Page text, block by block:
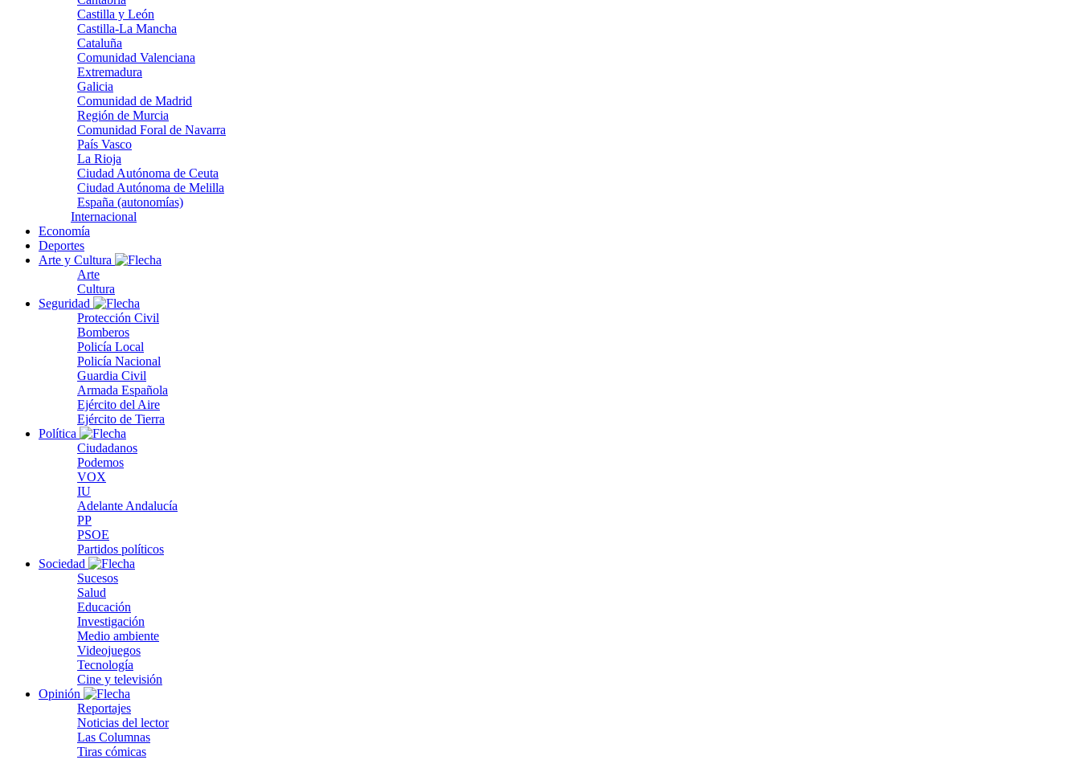
Castilla y León
Castilla-La Mancha
Cataluña
Comunidad Valenciana
Extremadura
Galicia
Comunidad de Madrid
Región de Murcia
Comunidad Foral de Navarra
País Vasco
La Rioja
Ciudad Autónoma de Ceuta
Ciudad Autónoma de Melilla
España (autonomías)
Internacional
Economía
Deportes
Arte y Cultura
Arte
Cultura
Seguridad
Protección Civil
Bomberos
Policía Local
Policía Nacional
Guardia Civil
Armada Española
Ejército del Aire
Ejército de Tierra
Política
Ciudadanos
Podemos
VOX
IU
Adelante Andalucía
PP
PSOE
Partidos políticos
Sociedad
Sucesos
Salud
Educación
Investigación
Medio ambiente
Videojuegos
Tecnología
Cine y televisión
Opinión
Reportajes
Noticias del lector
Las Columnas
Tiras cómicas